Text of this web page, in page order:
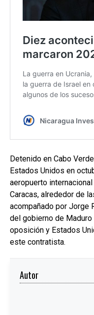
Detenido en Cabo
Estados Unidos en
aeropuerto
Caracas, alrededor de
acompañado por Jorge
del gobierno de
oposición y Estados
este contratista.
Autor